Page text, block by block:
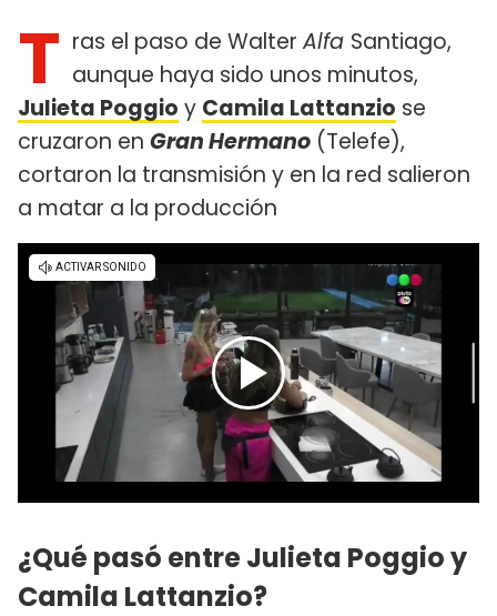
T ras el paso de WalterAlfa Santiago,
aunque haya sido unos minutos,
Julieta Poggio y Camila Lattanzio se
cruzaron en Gran Hermano (Telefe),
cortaron la transmisión y en la red salieron
a matar a la producción
¿Qué pasó entre Julieta Poggio y
Camila Lattanzio?